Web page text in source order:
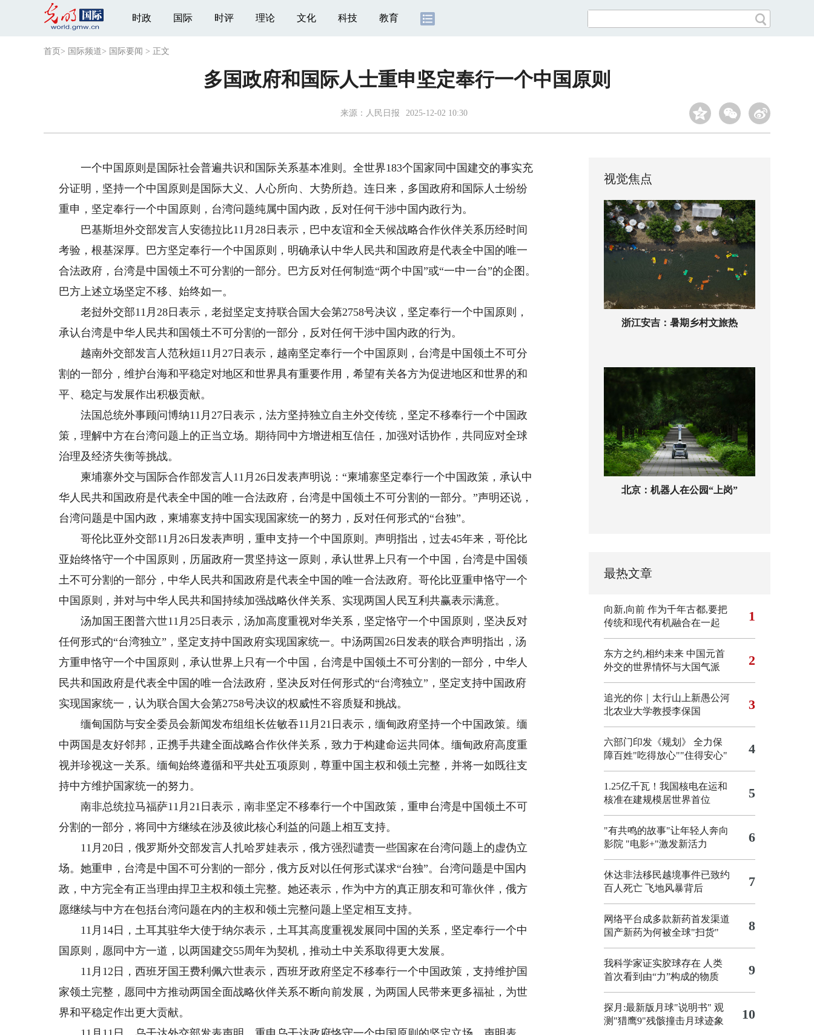
时政 国际 时评 理论 文化 科技 教育
首页 > 国际频道> 国际要闻 > 正文
多国政府和国际人士重申坚定奉行一个中国原则
来源： 人民日报 2025-12-02 10:30
一个中国原则是国际社会普遍共识和国际关系基本准则。全世界183个国家同中国建交的事实充
分证明，坚持一个中国原则是国际大义、人心所向、大势所趋。连日来，多国政府和国际人士纷纷
重申，坚定奉行一个中国原则，台湾问题纯属中国内政，反对任何干涉中国内政行为。
巴基斯坦外交部发言人安德拉比11月28日表示，巴中友谊和全天候战略合作伙伴关系历经时间
考验，根基深厚。巴方坚定奉行一个中国原则，明确承认中华人民共和国政府是代表全中国的唯一
合法政府，台湾是中国领土不可分割的一部分。巴方反对任何制造“两个中国”或“一中一台”的企图。
巴方上述立场坚定不移、始终如一。
老挝外交部11月28日表示，老挝坚定支持联合国大会第2758号决议，坚定奉行一个中国原则，
承认台湾是中华人民共和国领土不可分割的一部分，反对任何干涉中国内政的行为。
越南外交部发言人范秋姮11月27日表示，越南坚定奉行一个中国原则，台湾是中国领土不可分
割的一部分，维护台海和平稳定对地区和世界具有重要作用，希望有关各方为促进地区和世界的和
平、稳定与发展作出积极贡献。
法国总统外事顾问博纳11月27日表示，法方坚持独立自主外交传统，坚定不移奉行一个中国政
策，理解中方在台湾问题上的正当立场。期待同中方增进相互信任，加强对话协作，共同应对全球
治理及经济失衡等挑战。
柬埔寨外交与国际合作部发言人11月26日发表声明说：“柬埔寨坚定奉行一个中国政策，承认中
华人民共和国政府是代表全中国的唯一合法政府，台湾是中国领土不可分割的一部分。”声明还说，
台湾问题是中国内政，柬埔寨支持中国实现国家统一的努力，反对任何形式的“台独”。
哥伦比亚外交部11月26日发表声明，重申支持一个中国原则。声明指出，过去45年来，哥伦比
亚始终恪守一个中国原则，历届政府一贯坚持这一原则，承认世界上只有一个中国，台湾是中国领
土不可分割的一部分，中华人民共和国政府是代表全中国的唯一合法政府。哥伦比亚重申恪守一个
中国原则，并对与中华人民共和国持续加强战略伙伴关系、实现两国人民互利共赢表示满意。
汤加国王图普六世11月25日表示，汤加高度重视对华关系，坚定恪守一个中国原则，坚决反对
任何形式的“台湾独立”，坚定支持中国政府实现国家统一。中汤两国26日发表的联合声明指出，汤
方重申恪守一个中国原则，承认世界上只有一个中国，台湾是中国领土不可分割的一部分，中华人
民共和国政府是代表全中国的唯一合法政府，坚决反对任何形式的“台湾独立”，坚定支持中国政府
实现国家统一，认为联合国大会第2758号决议的权威性不容质疑和挑战。
缅甸国防与安全委员会新闻发布组组长佐敏吞11月21日表示，缅甸政府坚持一个中国政策。缅
中两国是友好邻邦，正携手共建全面战略合作伙伴关系，致力于构建命运共同体。缅甸政府高度重
视并珍视这一关系。缅甸始终遵循和平共处五项原则，尊重中国主权和领土完整，并将一如既往支
持中方维护国家统一的努力。
南非总统拉马福萨11月21日表示，南非坚定不移奉行一个中国政策，重申台湾是中国领土不可
分割的一部分，将同中方继续在涉及彼此核心利益的问题上相互支持。
11月20日，俄罗斯外交部发言人扎哈罗娃表示，俄方强烈谴责一些国家在台湾问题上的虚伪立
场。她重申，台湾是中国不可分割的一部分，俄方反对以任何形式谋求“台独”。台湾问题是中国内
政，中方完全有正当理由捍卫主权和领土完整。她还表示，作为中方的真正朋友和可靠伙伴，俄方
愿继续与中方在包括台湾问题在内的主权和领土完整问题上坚定相互支持。
11月14日，土耳其驻华大使于纳尔表示，土耳其高度重视发展同中国的关系，坚定奉行一个中
国原则，愿同中方一道，以两国建交55周年为契机，推动土中关系取得更大发展。
11月12日，西班牙国王费利佩六世表示，西班牙政府坚定不移奉行一个中国政策，支持维护国
家领土完整，愿同中方推动两国全面战略伙伴关系不断向前发展，为两国人民带来更多福祉，为世
界和平稳定作出更大贡献。
视觉焦点
浙江安吉：暑期乡村文旅热
北京：机器人在公园“上岗”
最热文章
向新,向前 作为千年古都,要把
传统和现代有机融合在一起
1
东方之约,相约未来 中国元首
外交的世界情怀与大国气派
2
追光的你｜太行山上新愚公河
北农业大学教授李保国
3
六部门印发《规划》 全力保
障百姓"吃得放心""住得安心"
4
1.25亿千瓦！我国核电在运和
核准在建规模居世界首位
5
"有共鸣的故事"让年轻人奔向
影院 "电影+"激发新活力 6
休达非法移民越境事件已致约
百人死亡 飞地风暴背后 7
网络平台成多款新药首发渠道
国产新药为何被全球"扫货"
8
我科学家证实胶球存在 人类
首次看到由“力”构成的物质
9
探月:最新版月球"说明书" 观
测"猎鹰9"残骸撞击月球迹象
10